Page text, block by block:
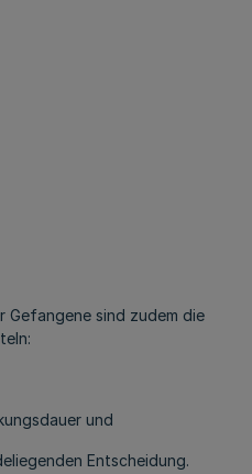
Gefangene sind zudem die
und
Entscheidung.